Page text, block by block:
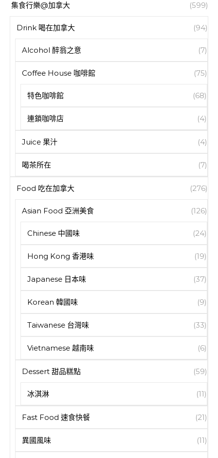
集食行樂@加拿大 (599)
Drink 喝在加拿大 (94)
Alcohol 醉翁之意 (7)
Coffee House 咖啡館 (75)
特色咖啡館 (68)
連鎖咖啡店 (4)
Juice 果汁 (4)
喝茶所在 (7)
Food 吃在加拿大 (276)
Asian Food 亞洲美食 (126)
Chinese 中國味 (24)
Hong Kong 香港味 (19)
Japanese 日本味 (37)
Korean 韓國味 (9)
Taiwanese 台灣味 (33)
Vietnamese 越南味 (6)
Dessert 甜品糕點 (59)
冰淇淋 (11)
Fast Food 速食快餐 (21)
異國風味 (11)